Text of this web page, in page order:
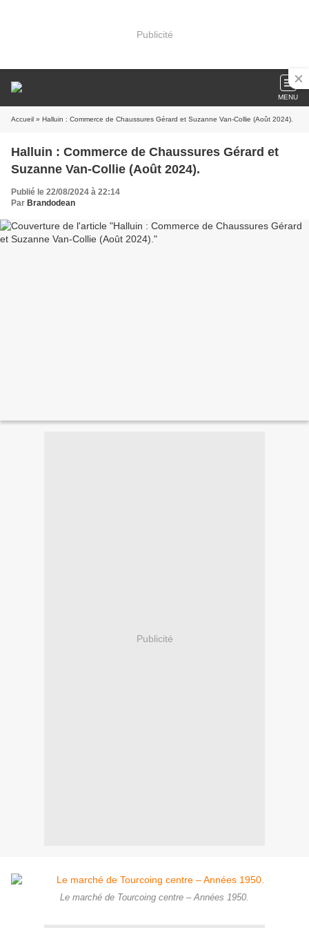
Publicité
MENU
Accueil » Halluin : Commerce de Chaussures Gérard et Suzanne Van-Collie (Août 2024).
Halluin : Commerce de Chaussures Gérard et
Suzanne Van-Collie (Août 2024).
Publié le 22/08/2024 à 22:14
Par Brandodean
Publicité
Le marché de Tourcoing centre – Années 1950.